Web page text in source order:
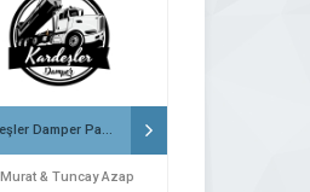
Kardeşler Damper Payas
Murat & Tuncay Azap